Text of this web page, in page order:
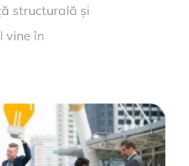
structurală și
vine în